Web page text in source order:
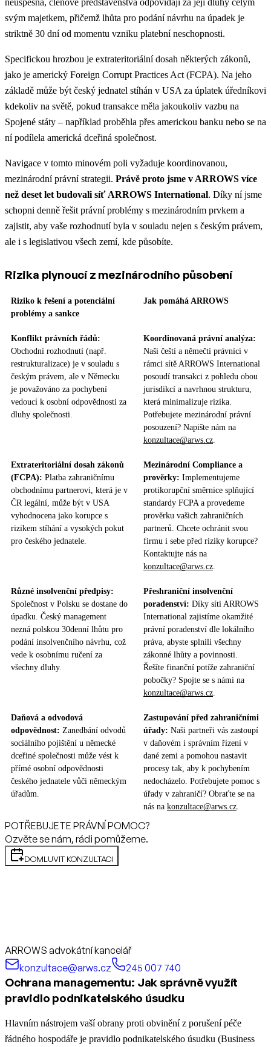
svým majetkem, přičemž lhůta pro podání návrhu na úpadek je
striktně 30 dní od momentu vzniku platební neschopnosti.
Specifickou hrozbou je extrateritoriální dosah některých zákonů,
jako je americký Foreign Corrupt Practices Act (FCPA). Na jeho
základě může být český jednatel stíhán v USA za úplatek úředníkovi
kdekoliv na světě, pokud transakce měla jakoukoliv vazbu na
Spojené státy – například proběhla přes americkou banku nebo se na
ní podílela americká dceřiná společnost.
Navigace v tomto minovém poli vyžaduje koordinovanou,
mezinárodní právní strategii. Právě proto jsme v ARROWS více
než deset let budovali síť ARROWS International. Díky ní jsme
schopni denně řešit právní problémy s mezinárodním prvkem a
zajistit, aby vaše rozhodnutí byla v souladu nejen s českým právem,
ale i s legislativou všech zemí, kde působíte.
Rizika plynoucí z mezinárodního působení
Riziko k řešení a potenciální
problémy a sankce
Jak pomáhá ARROWS
Konflikt právních řádů:
Obchodní rozhodnutí (např.
restrukturalizace) je v souladu s
českým právem, ale v Německu
je považováno za pochybení
vedoucí k osobní odpovědnosti za
dluhy společnosti.
Koordinovaná právní analýza:
Naši čeští a němečtí právníci v
rámci sítě ARROWS International
posoudí transakci z pohledu obou
jurisdikcí a navrhnou strukturu,
která minimalizuje rizika.
Potřebujete mezinárodní právní
posouzení? Napište nám na
konzultace@arws.cz
Extrateritoriální dosah zákonů
(FCPA): Platba zahraničnímu
obchodnímu partnerovi, která je v
ČR legální, může být v USA
vyhodnocena jako korupce s
rizikem stíhání a vysokých pokut
pro českého jednatele.
Mezinárodní Compliance a
prověrky: Implementujeme
protikorupční směrnice splňující
standardy FCPA a provedeme
prověrku vašich zahraničních
partnerů. Chcete ochránit svou
firmu i sebe před riziky korupce?
Kontaktujte nás na
konzultace@arws.cz
Různé insolvenční předpisy:
Společnost v Polsku se dostane do
úpadku. Český management
nezná polskou 30denní lhůtu pro
podání insolvenčního návrhu, což
vede k osobnímu ručení za
všechny dluhy.
Přeshraniční insolvenční
poradenství: Díky síti ARROWS
International zajistíme okamžité
právní poradenství dle lokálního
práva, abyste splnili všechny
zákonné lhůty a povinnosti.
Řešíte finanční potíže zahraniční
pobočky? Spojte se s námi na
konzultace@arws.cz
Daňová a odvodová
odpovědnost: Zanedbání odvodů
sociálního pojištění u německé
dceřiné společnosti může vést k
přímé osobní odpovědnosti
českého jednatele vůči německým
úřadům.
Zastupování před zahraničními
úřady: Naši partneři vás zastoupí
v daňovém i správním řízení v
dané zemi a pomohou nastavit
procesy tak, aby k pochybením
nedocházelo. Potřebujete pomoc s
úřady v zahraničí? Obraťte se na
nás na konzultace@arws.cz
POTŘEBUJETE PRÁVNÍ POMOC?
Ozvěte se nám, rádi pomůžeme.
DOMLUVIT KONZULTACI
ARROWS advokátní kancelář
konzultace@arws.cz
245 007 740
Ochrana managementu: Jak správně využít
pravidlo podnikatelského úsudku
Hlavním nástrojem vaší obrany proti obvinění z porušení péče
řádného hospodáře je pravidlo podnikatelského úsudku (Business